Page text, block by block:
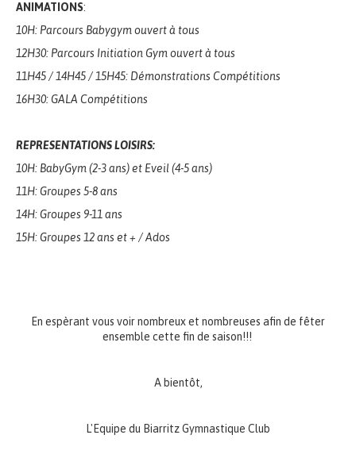
ANIMATIONS:
10H: Parcours Babygym ouvert à tous
12H30: Parcours Initiation Gym ouvert à tous
11H45 / 14H45 / 15H45: Démonstrations Compétitions
16H30: GALA Compétitions
REPRESENTATIONS LOISIRS:
10H: BabyGym (2-3 ans) et Eveil (4-5 ans)
11H: Groupes 5-8 ans
14H: Groupes 9-11 ans
15H: Groupes 12 ans et + / Ados
En espèrant vous voir nombreux et nombreuses afin de fêter
ensemble cette fin de saison!!!
A bientôt,
L'Equipe du Biarritz Gymnastique Club